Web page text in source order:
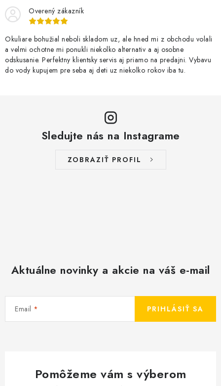
r
k
y
v
e
Overený zákazník
Okuliare bohužial neboli skladom uz, ale hned mi z obchodu volali
a velmi ochotne mi ponukli niekolko alternativ a aj osobne
odskusanie. Perfektny klientsky servis aj priamo na predajni. Vybavu
do vody kupujem pre seba aj deti uz niekolko rokov iba tu.
Sledujte nás na Instagrame
ZOBRAZIŤ PROFIL
Aktuálne novinky a akcie na váš e-mail
Email PRIHLÁSIŤ SA
Pomôžeme vám s výberom